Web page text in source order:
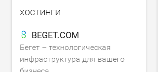
ХОСТИНГИ
BEGET.COM
Бегет – технологическая
инфраструктура для вашего